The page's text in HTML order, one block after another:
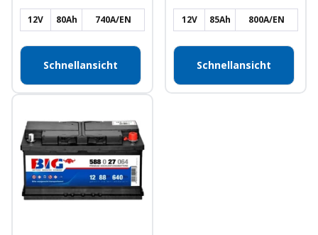
12V 80Ah 740A/EN
Schnellansicht
12V 85Ah 800A/EN
Schnellansicht